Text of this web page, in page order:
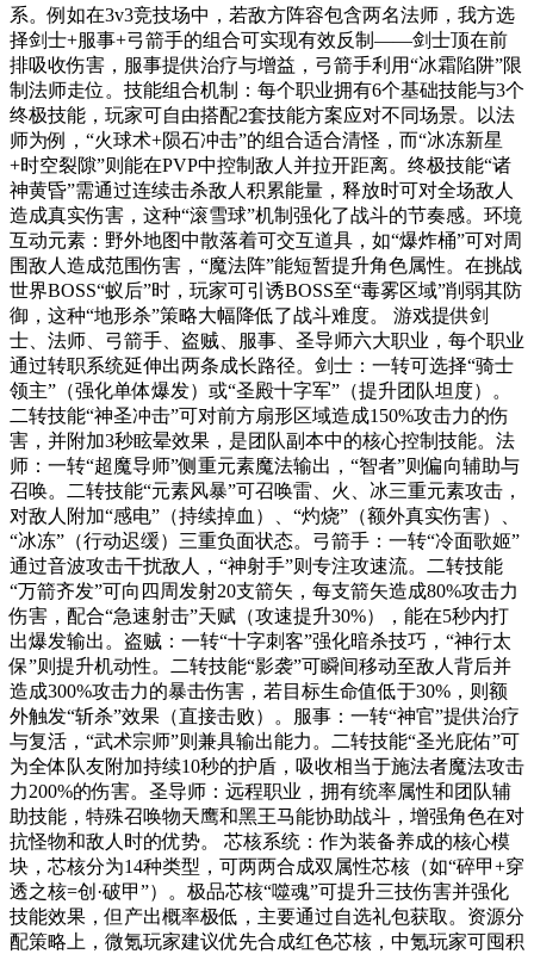
系。例如在3v3竞技场中，若敌方阵容包含两名法师，我方选
择剑士+服事+弓箭手的组合可实现有效反制——剑士顶在前
排吸收伤害，服事提供治疗与增益，弓箭手利用“冰霜陷阱”限
制法师走位。技能组合机制：每个职业拥有6个基础技能与3个
终极技能，玩家可自由搭配2套技能方案应对不同场景。以法
师为例，“火球术+陨石冲击”的组合适合清怪，而“冰冻新星
+时空裂隙”则能在PVP中控制敌人并拉开距离。终极技能“诸
神黄昏”需通过连续击杀敌人积累能量，释放时可对全场敌人
造成真实伤害，这种“滚雪球”机制强化了战斗的节奏感。环境
互动元素：野外地图中散落着可交互道具，如“爆炸桶”可对周
围敌人造成范围伤害，“魔法阵”能短暂提升角色属性。在挑战
世界BOSS“蚁后”时，玩家可引诱BOSS至“毒雾区域”削弱其防
御，这种“地形杀”策略大幅降低了战斗难度。 游戏提供剑
士、法师、弓箭手、盗贼、服事、圣导师六大职业，每个职业
通过转职系统延伸出两条成长路径。剑士：一转可选择“骑士
领主”（强化单体爆发）或“圣殿十字军”（提升团队坦度）。
二转技能“神圣冲击”可对前方扇形区域造成150%攻击力的伤
害，并附加3秒眩晕效果，是团队副本中的核心控制技能。法
师：一转“超魔导师”侧重元素魔法输出，“智者”则偏向辅助与
召唤。二转技能“元素风暴”可召唤雷、火、冰三重元素攻击，
对敌人附加“感电”（持续掉血）、“灼烧”（额外真实伤害）、
“冰冻”（行动迟缓）三重负面状态。弓箭手：一转“冷面歌姬”
通过音波攻击干扰敌人，“神射手”则专注攻速流。二转技能
“万箭齐发”可向四周发射20支箭矢，每支箭矢造成80%攻击力
伤害，配合“急速射击”天赋（攻速提升30%），能在5秒内打
出爆发输出。盗贼：一转“十字刺客”强化暗杀技巧，“神行太
保”则提升机动性。二转技能“影袭”可瞬间移动至敌人背后并
造成300%攻击力的暴击伤害，若目标生命值低于30%，则额
外触发“斩杀”效果（直接击败）。服事：一转“神官”提供治疗
与复活，“武术宗师”则兼具输出能力。二转技能“圣光庇佑”可
为全体队友附加持续10秒的护盾，吸收相当于施法者魔法攻击
力200%的伤害。圣导师：远程职业，拥有统率属性和团队辅
助技能，特殊召唤物天鹰和黑王马能协助战斗，增强角色在对
抗怪物和敌人时的优势。 芯核系统：作为装备养成的核心模
块，芯核分为14种类型，可两两合成双属性芯核（如“碎甲+穿
透之核=创·破甲”）。极品芯核“噬魂”可提升三技伤害并强化
技能效果，但产出概率极低，主要通过自选礼包获取。资源分
配策略上，微氪玩家建议优先合成红色芯核，中氪玩家可囤积